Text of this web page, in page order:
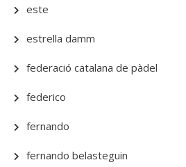
este
estrella damm
federació catalana de pàdel
federico
fernando
fernando belasteguin